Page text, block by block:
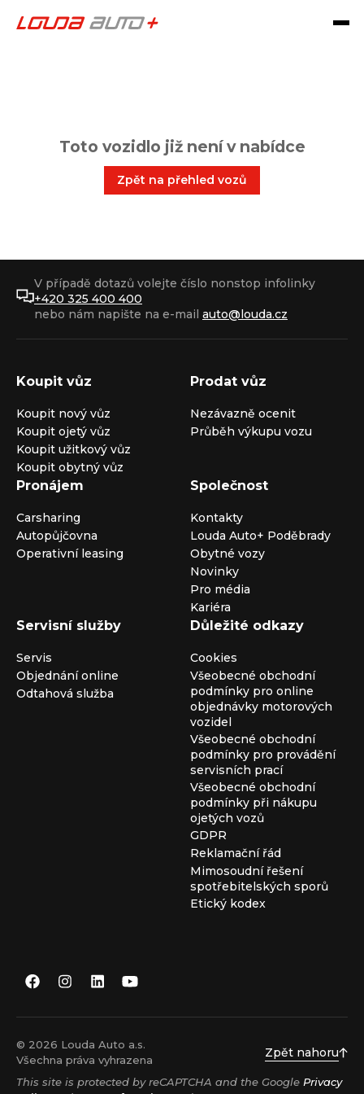
Toto vozidlo již není v nabídce
Zpět na přehled vozů
V případě dotazů volejte číslo nonstop infolinky
+420 325 400 400
nebo nám napište na e-mail auto@louda.cz
Koupit vůz
Koupit nový vůz
Koupit ojetý vůz
Koupit užitkový vůz
Koupit obytný vůz
Prodat vůz
Nezávazně ocenit
Průběh výkupu vozu
Pronájem
Carsharing
Autopůjčovna
Operativní leasing
Společnost
Kontakty
Louda Auto+ Poděbrady
Obytné vozy
Novinky
Pro média
Kariéra
Servisní služby
Servis
Objednání online
Odtahová služba
Důležité odkazy
Cookies
Všeobecné obchodní
podmínky pro online
objednávky motorových
vozidel
Všeobecné obchodní
podmínky pro provádění
servisních prací
Všeobecné obchodní
podmínky při nákupu
ojetých vozů
GDPR
Reklamační řád
Mimosoudní řešení
spotřebitelských sporů
Etický kodex
© 2026 Louda Auto a.s.
Všechna práva vyhrazena
Zpět nahoru
This site is protected by reCAPTCHA and the Google Privacy